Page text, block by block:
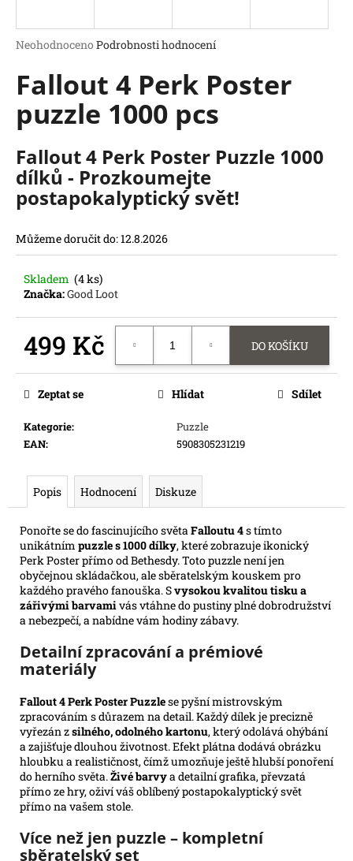
Průměrné
produktu
je
5
hvězdiček.
Neohodnoceno Podrobnosti hodnocení
Fallout 4 Perk Poster
puzzle 1000 pcs
Fallout 4 Perk Poster Puzzle 1000
dílků - Prozkoumejte
postapokalyptický svět!
Můžeme doručit do:12.8.2026
Skladem (4 ks)
Značka:Good Loot
499 Kč DO KOŠÍKU
Kategorie:
Puzzle
EAN: 5908305231219
Zeptat se Hlídat Sdílet
Popis Hodnocení Diskuze
Ponořte se do fascinujícího světaFalloutu 4s tímto
unikátním puzzle s 1000 dílky, které zobrazuje ikonický
Perk Poster přímo od Bethesdy. Toto puzzle není jen
obyčejnou skládačkou, ale sběratelským kouskem pro
každého pravého fanouška. Svysokou kvalitou tisku a
zářivými barvamivás vtáhne do pustiny plné dobrodružství
a nebezpečí, a nabídne vám hodiny zábavy.
Detailní zpracování a prémiové
materiály
Fallout 4 Perk Poster Puzzlese pyšní mistrovským
zpracováním s důrazem na detail. Každý dílek je precizně
vyřezán zsilného, odolného kartonu, který odolává ohýbání
a zajišťuje dlouhou životnost. Efekt plátna dodává obrázku
hloubku a realističnost, čímž umozňuje ještě hlubší ponoření
do herního světa.Živé barvya detailní grafika, převzatá
přímo ze hry, oživí váš oblíbený postapokalyptický svět
přímo na vašem stole.
Více než jen puzzle – kompletní
sběratelský set
j
t
?
HLEDAT
D
p
o
u
č
e
FLIP
WITH
VENGEANCE
Kč